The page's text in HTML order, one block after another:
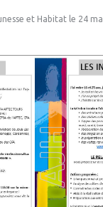
et Habitat le 24